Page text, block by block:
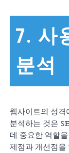
7. 사
분석
웹사이트의 성격
분석하는 것은
데 중요한 역할
제점과 개선점을